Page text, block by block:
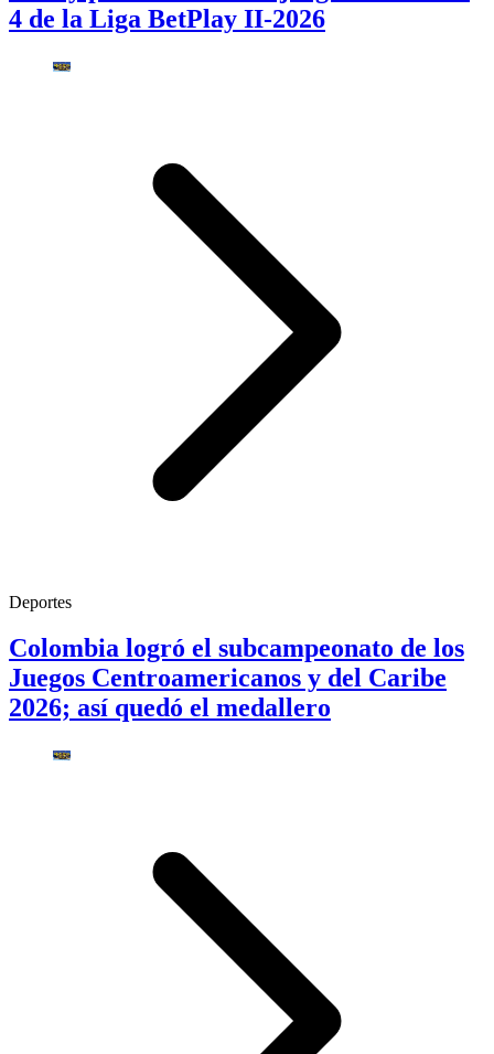
4 de la Liga BetPlay II-2026
Deportes
Colombia logró el subcampeonato de los
Juegos Centroamericanos y del Caribe
2026; así quedó el medallero